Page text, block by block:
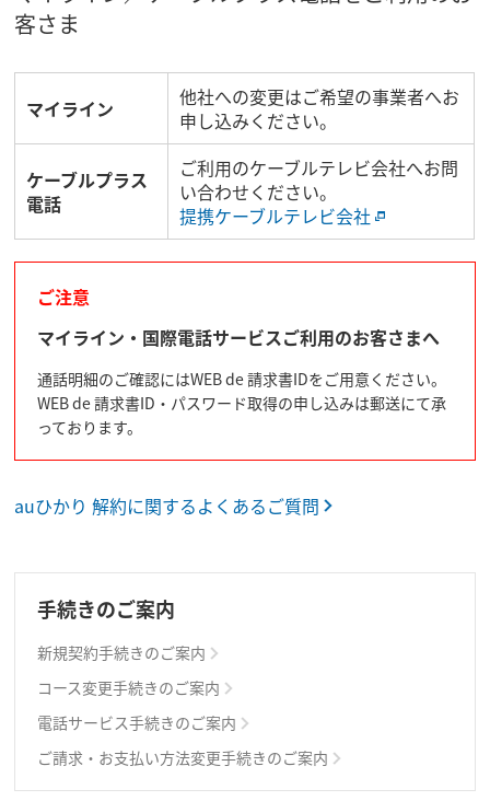
客さま
マイライン
他社への変更はご希望の事業者へお
申し込みください。
ケーブルプラス
電話
ご利用のケーブルテレビ会社へお問
い合わせください。
提携ケーブルテレビ会社
ご注意
マイライン・国際電話サービスご利用のお客さまへ
通話明細のご確認にはWEB de 請求書IDをご用意ください。
WEB de 請求書ID・パスワード取得の申し込みは郵送にて承
っております。
auひかり 解約に関するよくあるご質問
手続きのご案内
新規契約手続きのご案内
コース変更手続きのご案内
電話サービス手続きのご案内
ご請求・お支払い方法変更手続きのご案内